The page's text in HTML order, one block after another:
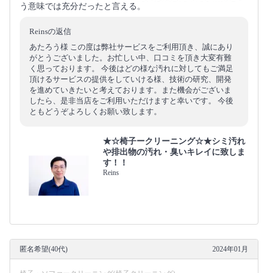
う意味では充分だったと言える。
Reinsの返信
あたろう様 この度は弊社サービスをご利用頂き、誠にあり
がとうございました。お忙しい中、口コミを頂き大変有難
く思っております。 今後はどの様な汚れに対してもご満足
頂けるサービスの提供をしていける様、技術の研究、開発
を進めていきたいと考えております。また機会がございま
したら、是非当店をご利用いただけますと幸いです。 今後
ともどうぞよろしくお願い致します。
★☆椅子ークリーニング☆★シミ汚れ
や排出物の汚れ・臭いキレイに致しま
す！！
Reins
匿名希望(40代) 2024年01月